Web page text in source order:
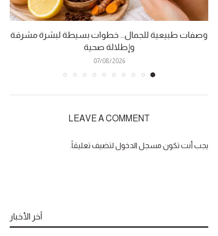
وصفات طبيعية للجمال… خطوات بسيطة لبشرة مشرقة
وإطلالة صحية
07/08/2026
LEAVE A COMMENT
يجب أنت تكون مسجل الدخول لتضيف تعليقاً.
آخر الأخبار